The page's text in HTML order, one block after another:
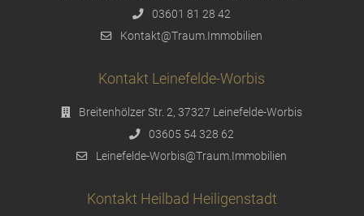
03601 81 28 42
Kontakt@Traum.Immobilien
Kontakt Leinefelde-Worbis
Breitenhölzer Str. 2, 37327 Leinefelde-Worbis
03605 54 328 62
Leinefelde-Worbis@Traum.Immobilien
Kontakt Heilbad Heiligenstadt